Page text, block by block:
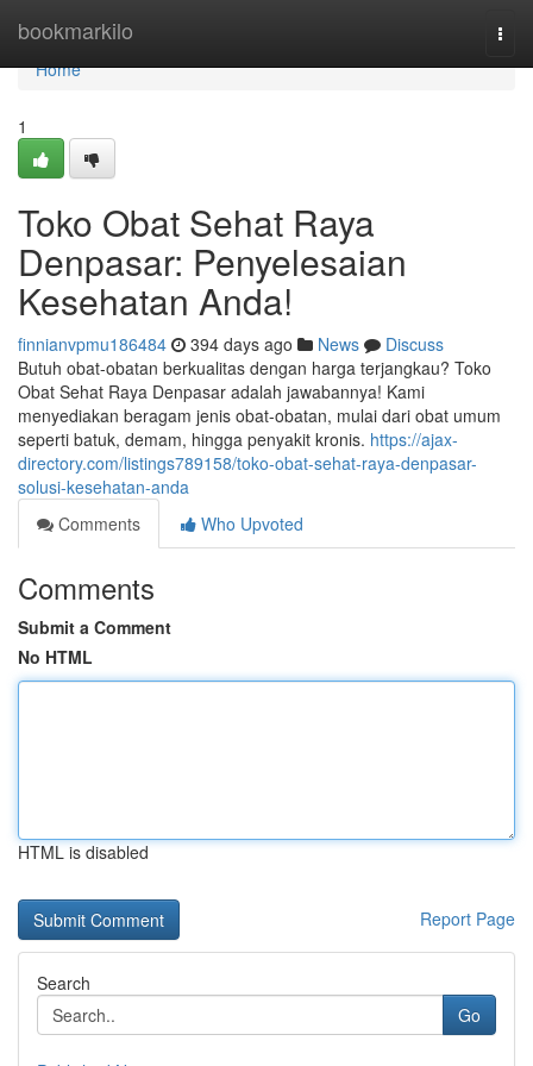
bookmarkilo
Home
Home
1
Toko Obat Sehat Raya
Denpasar: Penyelesaian
Kesehatan Anda!
finnianvpmu186484 394 days ago News
Discuss
Butuh obat-obatan berkualitas dengan harga terjangkau? Toko
Obat Sehat Raya Denpasar adalah jawabannya! Kami
menyediakan beragam jenis obat-obatan, mulai dari obat umum
seperti batuk, demam, hingga penyakit kronis. https://ajax-
directory.com/listings789158/toko-obat-sehat-raya-denpasar-
solusi-kesehatan-anda
Comments
Who Upvoted
Comments
Submit a Comment
No HTML
HTML is disabled
Report Page
Search
Go